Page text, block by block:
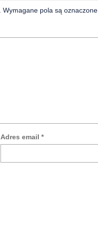
Wymagane pola są oznaczone
Adres email *